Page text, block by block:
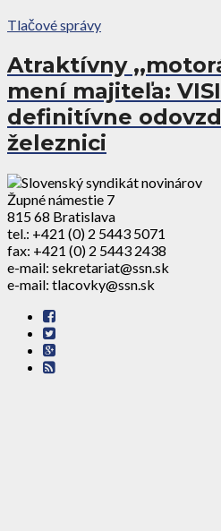
Tlačové správy
Atraktívny
mení majiteľa:
definitívne
železnici
Župné námestie 7
815 68 Bratislava
tel.: +421 (0) 2 5443 5071
fax: +421 (0) 2 5443 2438
e-mail: sekretariat@ssn.sk
e-mail: tlacovky@ssn.sk